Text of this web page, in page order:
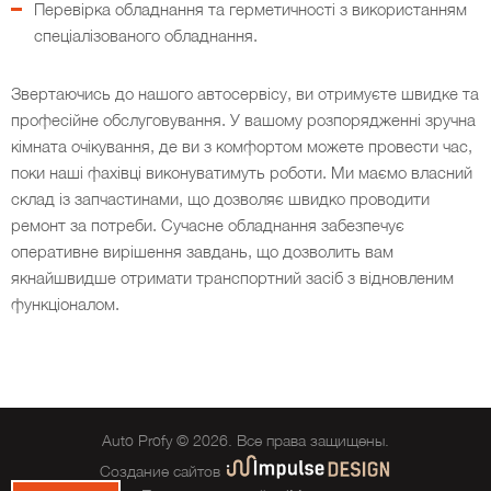
Перевірка обладнання та герметичності з використанням
спеціалізованого обладнання.
Звертаючись до нашого автосервісу, ви отримуєте швидке та
професійне обслуговування. У вашому розпорядженні зручна
кімната очікування, де ви з комфортом можете провести час,
поки наші фахівці виконуватимуть роботи. Ми маємо власний
склад із запчастинами, що дозволяє швидко проводити
ремонт за потреби. Сучасне обладнання забезпечує
оперативне вирішення завдань, що дозволить вам
якнайшвидше отримати транспортний засіб з відновленим
функціоналом.
Auto Profy © 2026. Все права защищены.
Создание сайтов